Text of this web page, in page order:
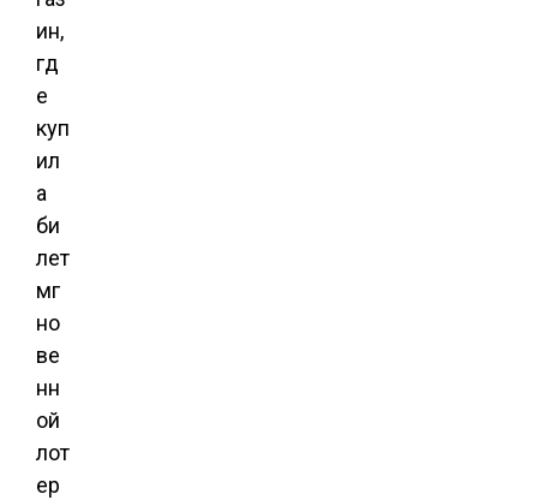
ин,
гд
е
куп
ил
а
би
лет
мг
но
ве
нн
ой
лот
ер